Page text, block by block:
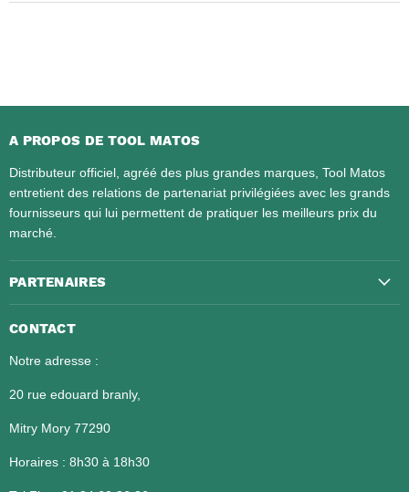
A PROPOS DE TOOL MATOS
Distributeur officiel, agréé des plus grandes marques, Tool Matos
entretient des relations de partenariat privilégiées avec les grands
fournisseurs qui lui permettent de pratiquer les meilleurs prix du
marché.
PARTENAIRES
CONTACT
Notre adresse :
20 rue edouard branly,
Mitry Mory 77290
Horaires : 8h30 à 18h30